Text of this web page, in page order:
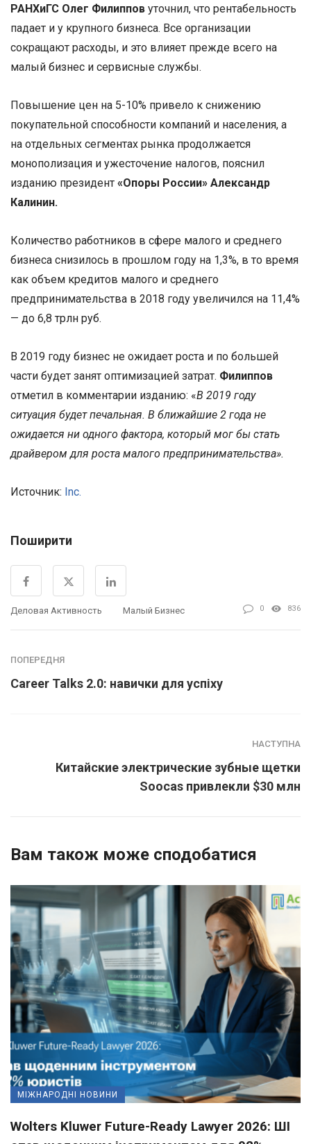
РАНХиГС Олег Филиппов уточнил, что рентабельность
падает и у крупного бизнеса. Все организации
сокращают расходы, и это влияет прежде всего на
малый бизнес и сервисные службы.
Повышение цен на 5-10% привело к снижению
покупательной способности компаний и населения, а
на отдельных сегментах рынка продолжается
монополизация и ужесточение налогов, пояснил
изданию президент «Опоры России» Александр
Калинин.
Количество работников в сфере малого и среднего
бизнеса снизилось в прошлом году на 1,3%, в то время
как объем кредитов малого и среднего
предпринимательства в 2018 году увеличился на 11,4%
— до 6,8 трлн руб.
В 2019 году бизнес не ожидает роста и по большей
части будет занят оптимизацией затрат. Филиппов
отметил в комментарии изданию: «В 2019 году
ситуация будет печальная. В ближайшие 2 года не
ожидается ни одного фактора, который мог бы стать
драйвером для роста малого предпринимательства».
Источник: Inc.
Поширити
Деловая Активность Малый Бизнес 0 836
ПОПЕРЕДНЯ
Career Talks 2.0: навички для успіху
НАСТУПНА
Китайские электрические зубные щетки
Soocas привлекли $30 млн
Вам також може сподобатися
МІЖНАРОДНІ НОВИНИ
Wolters Kluwer Future-Ready Lawyer 2026: ШІ